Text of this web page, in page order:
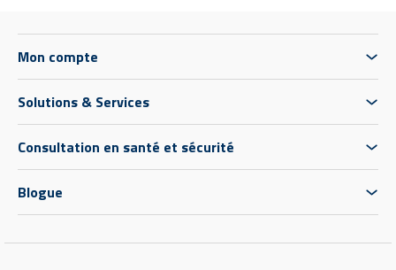
Mon compte
Solutions & Services
Consultation en santé et sécurité
Blogue